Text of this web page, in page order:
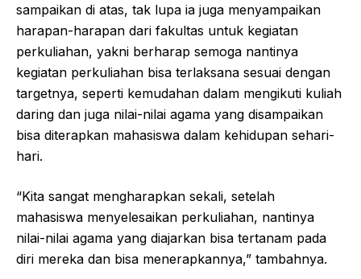
sampaikan di atas, tak lupa ia juga menyampaikan
harapan-harapan dari fakultas untuk kegiatan
perkuliahan, yakni berharap semoga nantinya
kegiatan perkuliahan bisa terlaksana sesuai dengan
targetnya, seperti kemudahan dalam mengikuti kuliah
daring dan juga nilai-nilai agama yang disampaikan
bisa diterapkan mahasiswa dalam kehidupan sehari-
hari.
“Kita sangat mengharapkan sekali, setelah
mahasiswa menyelesaikan perkuliahan, nantinya
nilai-nilai agama yang diajarkan bisa tertanam pada
diri mereka dan bisa menerapkannya,” tambahnya.